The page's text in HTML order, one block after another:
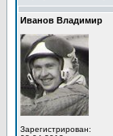
Иванов Владимир
Зарегистрирован: